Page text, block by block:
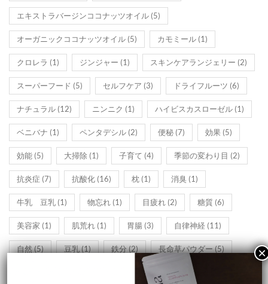
エキストラバージンココナッツオイル (5)
オーガニックココナッツオイル (5) カモミール (1)
クロレラ (1) ジンジャー (1) スキンケアランジェリー (2)
スーパーフード (5) セルフケア (3) ドライフルーツ (6)
ナチュラル (12) ニンニク (1) ハイビスカスローゼル (1)
ベニバナ (1) ペンタデシル (2) 便秘 (7) 効果 (5)
効能 (5) 大掃除 (1) 子育て (4) 季節の変わり目 (2)
抗炎症 (7) 抗酸化 (16) 枕 (1) 消臭 (1)
牛乳 豆乳 (1) 物忘れ (1) 目疲れ (2) 糖質 (6)
美容家 (1) 肌荒れ (1) 胃腸 (3) 自律神経 (11)
自然(5) 豆乳(1) 鉄分(2) 長命草パウダー(5)
黒人参茶リラックス